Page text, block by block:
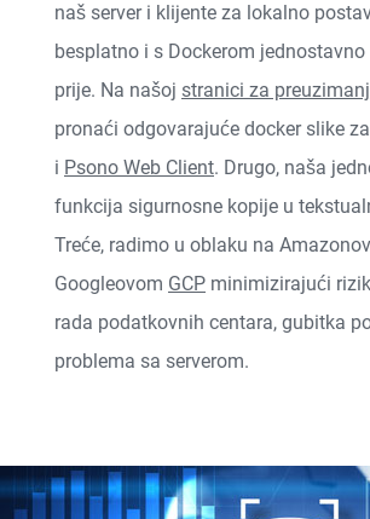
naš server i klijente za lokalno
besplatno i s Dockerom
prije. Na našoj stranici za
pronaći odgovarajuće docker slike za
i Psono Web Client. Drugo, naša
funkcija sigurnosne kopije u
Treće, radimo u oblaku na
Googleovom GCP minimizirajući
rada podatkovnih centara, gubitka
problema sa serverom.